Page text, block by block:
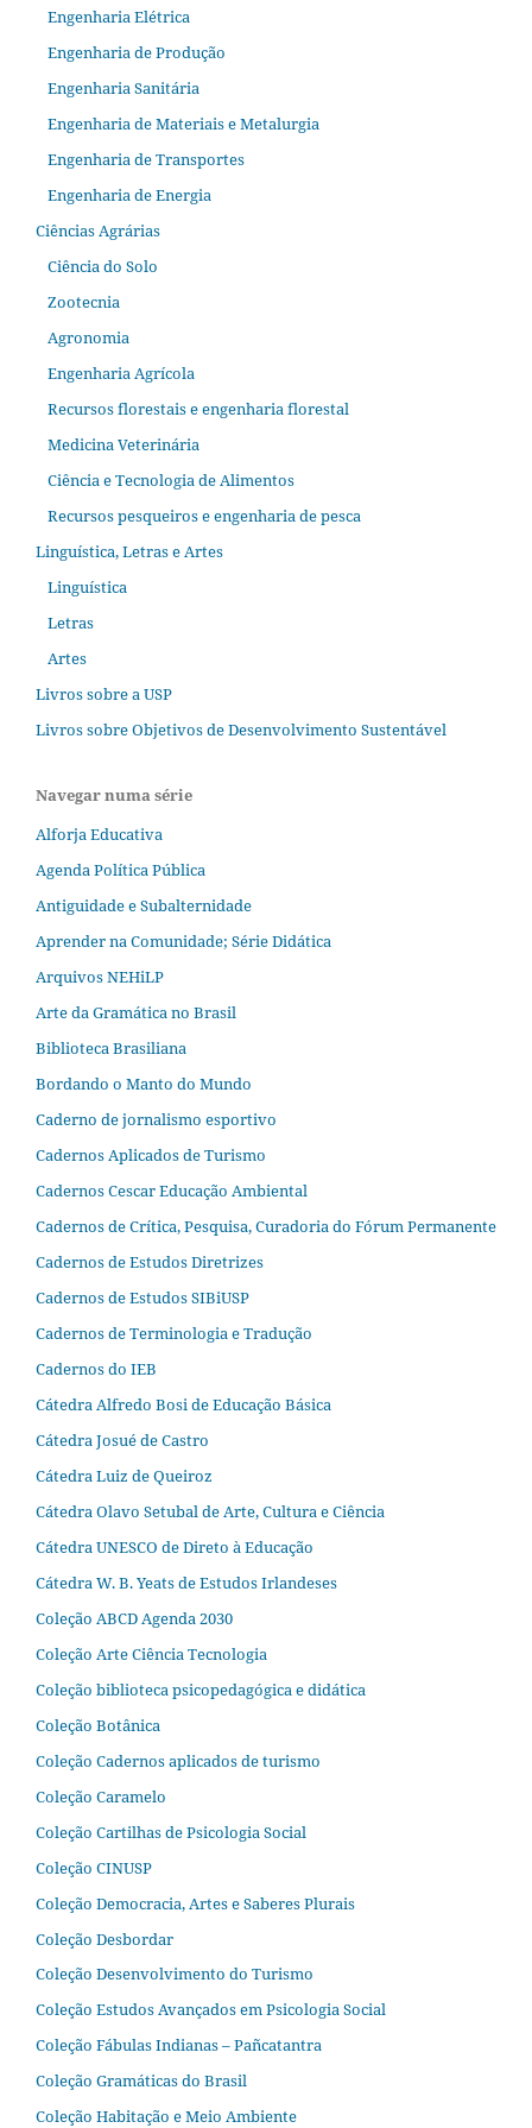
Engenharia Elétrica
Engenharia de Produção
Engenharia Sanitária
Engenharia de Materiais e Metalurgia
Engenharia de Transportes
Engenharia de Energia
Ciências Agrárias
Ciência do Solo
Zootecnia
Agronomia
Engenharia Agrícola
Recursos florestais e engenharia florestal
Medicina Veterinária
Ciência e Tecnologia de Alimentos
Recursos pesqueiros e engenharia de pesca
Linguística, Letras e Artes
Linguística
Letras
Artes
Livros sobre a USP
Livros sobre Objetivos de Desenvolvimento Sustentável
Navegar numa série
Alforja Educativa
Agenda Política Pública
Antiguidade e Subalternidade
Aprender na Comunidade; Série Didática
Arquivos NEHiLP
Arte da Gramática no Brasil
Biblioteca Brasiliana
Bordando o Manto do Mundo
Caderno de jornalismo esportivo
Cadernos Aplicados de Turismo
Cadernos Cescar Educação Ambiental
Cadernos de Crítica, Pesquisa, Curadoria do Fórum Permanente
Cadernos de Estudos Diretrizes
Cadernos de Estudos SIBiUSP
Cadernos de Terminologia e Tradução
Cadernos do IEB
Cátedra Alfredo Bosi de Educação Básica
Cátedra Josué de Castro
Cátedra Luiz de Queiroz
Cátedra Olavo Setubal de Arte, Cultura e Ciência
Cátedra UNESCO de Direto à Educação
Cátedra W. B. Yeats de Estudos Irlandeses
Coleção ABCD Agenda 2030
Coleção Arte Ciência Tecnologia
Coleção biblioteca psicopedagógica e didática
Coleção Botânica
Coleção Cadernos aplicados de turismo
Coleção Caramelo
Coleção Cartilhas de Psicologia Social
Coleção CINUSP
Coleção Democracia, Artes e Saberes Plurais
Coleção Desbordar
Coleção Desenvolvimento do Turismo
Coleção Estudos Avançados em Psicologia Social
Coleção Fábulas Indianas – Pañcatantra
Coleção Gramáticas do Brasil
Coleção Habitação e Meio Ambiente